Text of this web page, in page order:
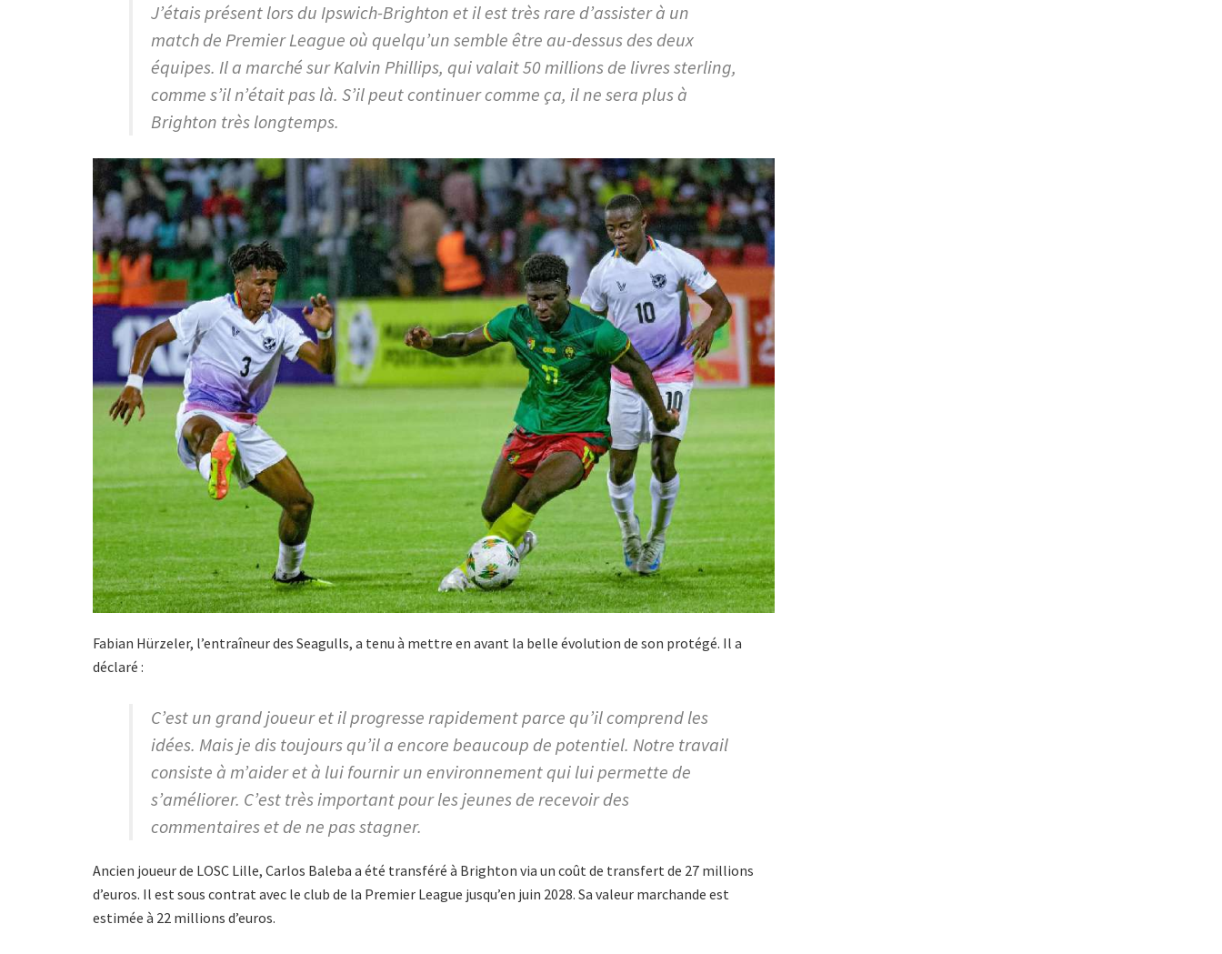
J’étais présent lors du Ipswich-Brighton et il est très rare d’assister à un
match de Premier League où quelqu’un semble être au-dessus des deux
équipes. Il a marché sur Kalvin Phillips, qui valait 50 millions de livres sterling,
comme s’il n’était pas là. S’il peut continuer comme ça, il ne sera plus à
Brighton très longtemps.
Fabian Hürzeler, l’entraîneur des Seagulls, a tenu à mettre en avant la belle évolution de son protégé. Il a
déclaré :
C’est un grand joueur et il progresse rapidement parce qu’il comprend les
idées. Mais je dis toujours qu’il a encore beaucoup de potentiel. Notre travail
consiste à m’aider et à lui fournir un environnement qui lui permette de
s’améliorer. C’est très important pour les jeunes de recevoir des
commentaires et de ne pas stagner.
Ancien joueur de LOSC Lille, Carlos Baleba a été transféré à Brighton via un coût de transfert de 27 millions
d’euros. Il est sous contrat avec le club de la Premier League jusqu’en juin 2028. Sa valeur marchande est
estimée à 22 millions d’euros.